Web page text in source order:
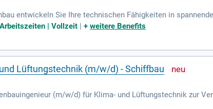
entwickeln Sie Ihre technischen Fähigkeiten in
praktische Erfahrungen in der Schiffsausrüstung oder im
und Zeichnungen mit, um sich mit Reedern und
steht dabei im Fokus Ihrer Arbeit. Voraussetzung hierfür
| Vollzeit |+weitere Benefits
Lüftungstechnik (m/w/d) - Schiffbau
(m/w/d) für Klima- und Lüftungstechnik zur
Position umfasst die technische Verantwortung für